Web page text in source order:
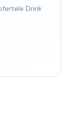
Drink